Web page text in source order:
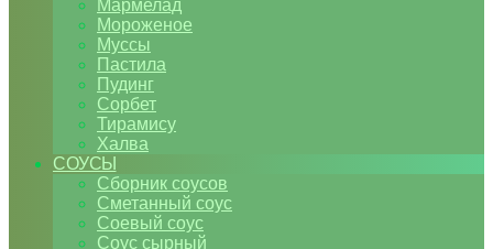
Мармелад
Мороженое
Муссы
Пастила
Пудинг
Сорбет
Тирамису
Халва
СОУСЫ
Сборник соусов
Сметанный соус
Соевый соус
Соус сырный